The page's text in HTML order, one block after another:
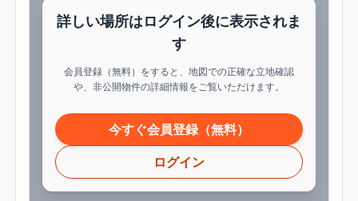
詳しい場所はログイン後に表示されま
す
会員登録（無料）をすると、地図での正確な立地確認
や、非公開物件の詳細情報をご覧いただけます。
今すぐ会員登録（無料）
ログイン